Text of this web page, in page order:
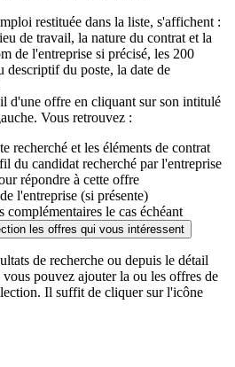
restituée dans la liste, s'affichent :
de travail, la nature du contrat et la
de l'entreprise si précisé, les 200
descriptif du poste, la date de
d'une offre en cliquant sur son intitulé
Vous retrouvez :
recherché et les éléments de contrat
du candidat recherché par l'entreprise
répondre à cette offre
l'entreprise (si présente)
complémentaires le cas échéant
les offres qui vous intéressent
de recherche ou depuis le détail
pouvez ajouter la ou les offres de
Il suffit de cliquer sur l'icône